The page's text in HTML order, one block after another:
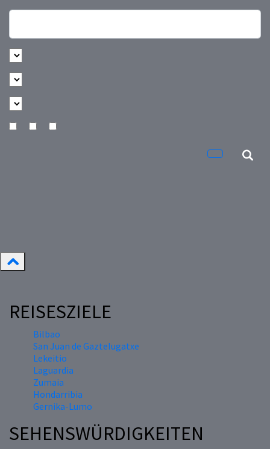
REISESZIELE
Bilbao
San Juan de Gaztelugatxe
Lekeitio
Laguardia
Zumaia
Hondarribia
Gernika-Lumo
SEHENSWÜRDIGKEITEN